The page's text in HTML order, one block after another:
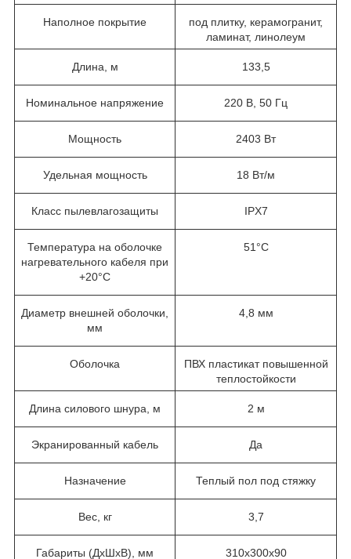
Наполное покрытие
под плитку, керамогранит,
ламинат, линолеум
Длина, м 133,5
Номинальное напряжение 220 В, 50 Гц
Мощность 2403 Вт
Удельная мощность 18 Вт/м
Класс пылевлагозащиты IPX7
Температура на оболочке
нагревательного кабеля при
+20°С
51°С
Диаметр внешней оболочки,
мм
4,8 мм
Оболочка
ПВХ пластикат повышенной
теплостойкости
Длина силового шнура, м 2 м
Экранированный кабель Да
Назначение Теплый пол под стяжку
Вес, кг 3,7
Габариты (ДхШхВ), мм 310х300х90